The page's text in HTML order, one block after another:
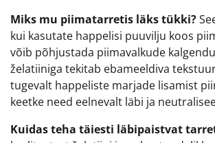
Miks mu piimatarretis läks tükki?
kui kasutate happelisi puuvilju koos
võib põhjustada piimavalkude
želatiiniga tekitab ebameeldiva
tugevalt happeliste marjade lisamist
keetke need eelnevalt läbi ja
Kuidas teha täiesti läbipaistvat